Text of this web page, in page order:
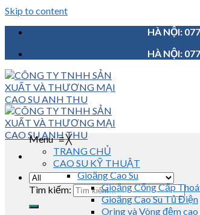
Skip to content
HÀ NỘI:
HÀ NỘI:
Tìm kiếm:
Menu≡╳
TRANG CHỦ
CAO SU KỸ THUẬT
Gioăng Cao Su
Gioăng Cống Cấp
Gioăng Cao Su Tủ Điện
Oring và Vòng đệm cao